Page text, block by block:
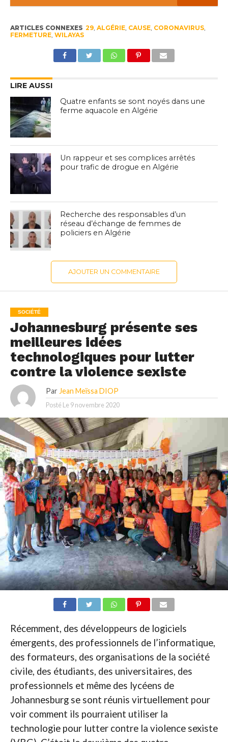
ARTICLES CONNEXES 29, ALGÉRIE, CAUSE, CORONAVIRUS,
FERMETURE, WILAYAS
LIRE AUSSI
Quatre enfants se sont noyés dans une
ferme aquacole en Algérie
Un rappeur et ses complices arrêtés
pour trafic de drogue en Algérie
Recherche des responsables d’un
réseau d’échange de femmes de
policiers en Algérie
AJOUTER UN COMMENTAIRE
SOCIÉTÉ
Johannesburg présente ses
meilleures idées
technologiques pour lutter
contre la violence sexiste
Par Jean Meïssa DIOP
Posté Le 9 novembre 2020
Récemment, des développeurs de logiciels
émergents, des professionnels de l’informatique,
des formateurs, des organisations de la société
civile, des étudiants, des universitaires, des
professionnels et même des lycéens de
Johannesburg se sont réunis virtuellement pour
voir comment ils pourraient utiliser la
technologie pour lutter contre la violence sexiste